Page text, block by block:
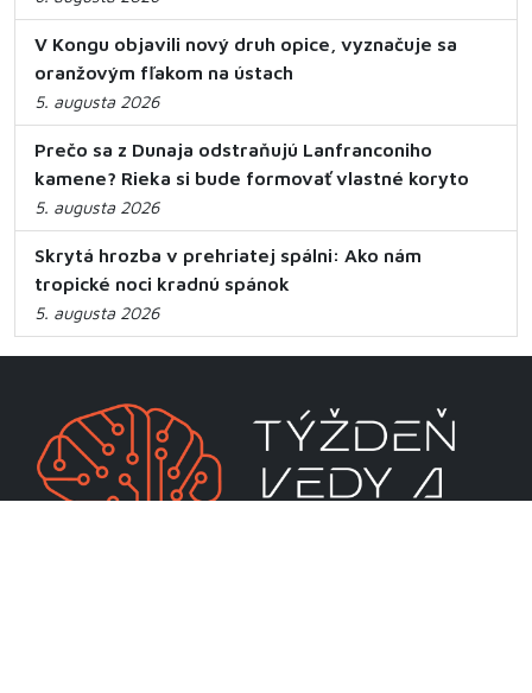
V Kongu objavili nový druh opice, vyznačuje sa
oranžovým fľakom na ústach
5. augusta 2026
Prečo sa z Dunaja odstraňujú Lanfranconiho
kamene? Rieka si bude formovať vlastné koryto
5. augusta 2026
Skrytá hrozba v prehriatej spálni: Ako nám
tropické noci kradnú spánok
5. augusta 2026